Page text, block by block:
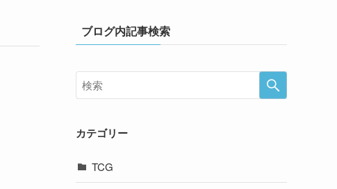
ブログ内記事検索
カテゴリー
TCG